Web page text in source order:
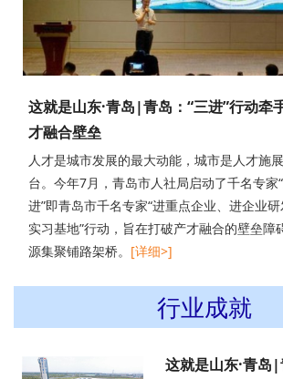
这就是山东·青岛|青岛：“三进”行动牵
才融合壁垒
人才是城市发展的最大动能，城市是人才施
台。今年7月，青岛市人社局启动了千名专家
进”即青岛市千名专家“进重点企业、进企业
实习基地”行动，旨在打破产才融合的壁垒障
源集聚铺路架桥。 [详细>]
行业成就
这就是山东·青岛|